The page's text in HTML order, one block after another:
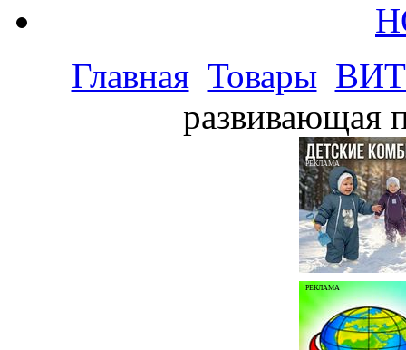
Главная Товары
развивающая
РЕКЛАМА
РЕКЛАМА